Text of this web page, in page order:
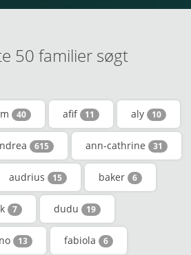
50 familier søgt
40 afif 11 aly 10
615 ann-cathrine 31
audrius 15 baker 6
7 dudu 19
13 fabiola 6